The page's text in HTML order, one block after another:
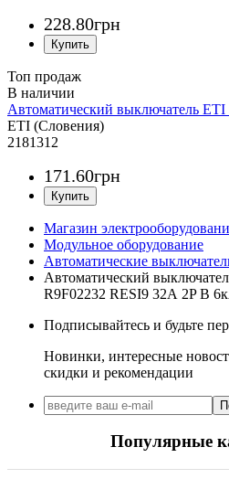
228.80грн
Топ продаж
Автоматический выключатель
ETI (Словения)
2181312
171.60грн
Магазин
Модульное оборудование
Автоматические
Автоматический
R9F02232 RESI9 32А 2P В
Подписывайтесь и будьте
Новинки, интересные
скидки и рекомендации
Популярные